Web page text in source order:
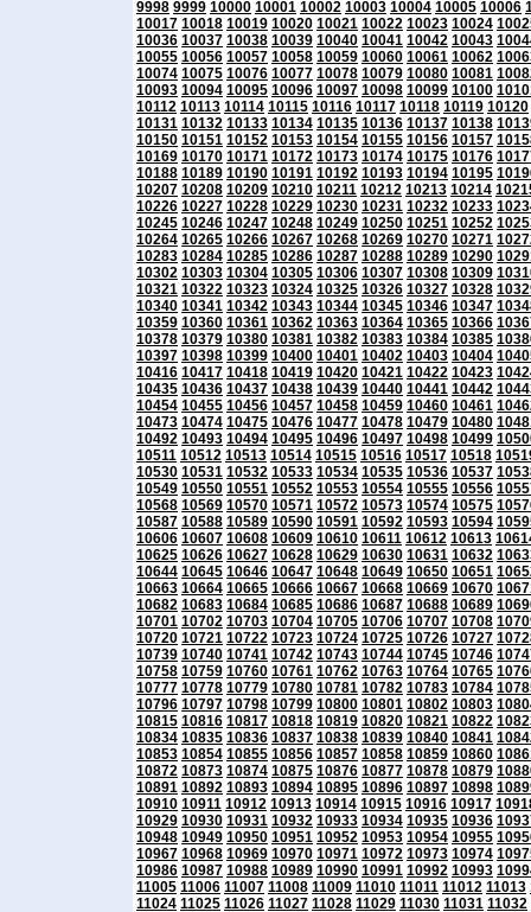
9998 9999 10000 10001 10002 10003 10004 10005 10006
10017 10018 10019 10020 10021 10022 10023 10024
10036 10037 10038 10039 10040 10041 10042 10043
10055 10056 10057 10058 10059 10060 10061 10062
10074 10075 10076 10077 10078 10079 10080 10081
10093 10094 10095 10096 10097 10098 10099 10100
10112 10113 10114 10115 10116 10117 10118 10119 10120
10131 10132 10133 10134 10135 10136 10137 10138
10150 10151 10152 10153 10154 10155 10156 10157
10169 10170 10171 10172 10173 10174 10175 10176
10188 10189 10190 10191 10192 10193 10194 10195
10207 10208 10209 10210 10211 10212 10213 10214
10226 10227 10228 10229 10230 10231 10232 10233
10245 10246 10247 10248 10249 10250 10251 10252
10264 10265 10266 10267 10268 10269 10270 10271
10283 10284 10285 10286 10287 10288 10289 10290
10302 10303 10304 10305 10306 10307 10308 10309
10321 10322 10323 10324 10325 10326 10327 10328
10340 10341 10342 10343 10344 10345 10346 10347
10359 10360 10361 10362 10363 10364 10365 10366
10378 10379 10380 10381 10382 10383 10384 10385
10397 10398 10399 10400 10401 10402 10403 10404
10416 10417 10418 10419 10420 10421 10422 10423
10435 10436 10437 10438 10439 10440 10441 10442
10454 10455 10456 10457 10458 10459 10460 10461
10473 10474 10475 10476 10477 10478 10479 10480
10492 10493 10494 10495 10496 10497 10498 10499
10511 10512 10513 10514 10515 10516 10517 10518
10530 10531 10532 10533 10534 10535 10536 10537
10549 10550 10551 10552 10553 10554 10555 10556
10568 10569 10570 10571 10572 10573 10574 10575
10587 10588 10589 10590 10591 10592 10593 10594
10606 10607 10608 10609 10610 10611 10612 10613
10625 10626 10627 10628 10629 10630 10631 10632
10644 10645 10646 10647 10648 10649 10650 10651
10663 10664 10665 10666 10667 10668 10669 10670
10682 10683 10684 10685 10686 10687 10688 10689
10701 10702 10703 10704 10705 10706 10707 10708
10720 10721 10722 10723 10724 10725 10726 10727
10739 10740 10741 10742 10743 10744 10745 10746
10758 10759 10760 10761 10762 10763 10764 10765
10777 10778 10779 10780 10781 10782 10783 10784
10796 10797 10798 10799 10800 10801 10802 10803
10815 10816 10817 10818 10819 10820 10821 10822
10834 10835 10836 10837 10838 10839 10840 10841
10853 10854 10855 10856 10857 10858 10859 10860
10872 10873 10874 10875 10876 10877 10878 10879
10891 10892 10893 10894 10895 10896 10897 10898
10910 10911 10912 10913 10914 10915 10916 10917
10929 10930 10931 10932 10933 10934 10935 10936
10948 10949 10950 10951 10952 10953 10954 10955
10967 10968 10969 10970 10971 10972 10973 10974
10986 10987 10988 10989 10990 10991 10992 10993
11005 11006 11007 11008 11009 11010 11011 11012 11013
11024 11025 11026 11027 11028 11029 11030 11031 11032